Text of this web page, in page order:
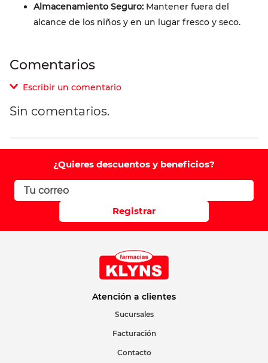
Almacenamiento Seguro: Mantener fuera del
alcance de los niños y en un lugar fresco y seco.
Comentarios
Escribir un comentario
Comentario
Califique el producto de 1 a 5 estrellas
Correo electrónico
Sin comentarios.
¿Quieres descuentos y beneficios?
Registrar
Atención a clientes
Sucursales
Facturación
Contacto